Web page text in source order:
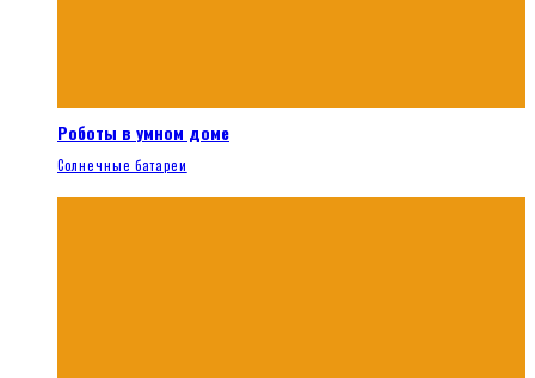
Роботы в умном доме
Солнечные батареи